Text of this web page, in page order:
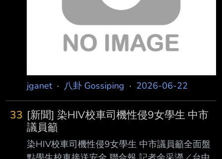
全世界無人自駕的重要 示範基地。 蔣萬安表
示，第一任是把台北市治理好， 蔣萬安說，面
對這一波AI浪潮，北市必須要把握這個機會，市
府過去花了將近1年的時間 努力爭取輝達
jganet· 八卦 Gossiping · 2026-06-22
33 [新聞] 染HIV校車司機性侵9女學生 中市
議員籲
染HIV校車司機性侵9女學生 中市議員籲全面盤